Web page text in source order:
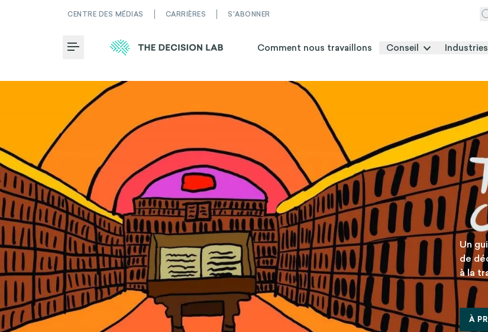
CENTRE DES MÉDIAS CARRIÈRES S'ABONNER
Toggle Menu Comment nous travaillons Conseil Industries
Le
Un
de
à la
À